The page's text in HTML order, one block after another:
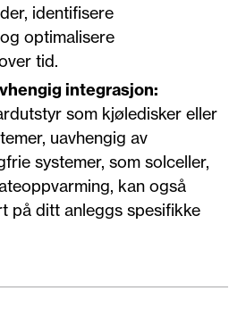
identifisere
optimalisere
tid.
integrasjon:
som kjøledisker eller
uavhengig av
systemer, som solceller,
kan også
på ditt anleggs spesifikke